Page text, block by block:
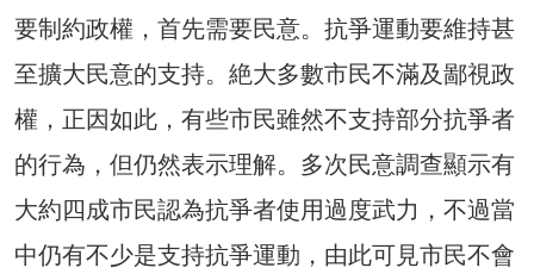
要制約政權，首先需要民意。抗爭運動要維持甚
至擴大民意的支持。絶大多數市民不滿及鄙視政
權，正因如此，有些市民雖然不支持部分抗爭者
的行為，但仍然表示理解。多次民意調查顯示有
大約四成市民認為抗爭者使用過度武力，不過當
中仍有不少是支持抗爭運動，由此可見市民不會